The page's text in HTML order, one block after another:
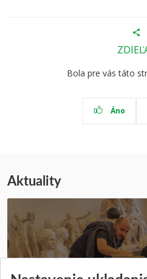
Bola pre vás táto
Áno
Aktuality